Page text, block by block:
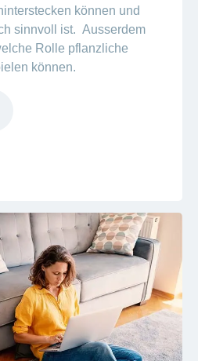
können und
sinnvoll ist. Ausserdem
Rolle pflanzliche
können.